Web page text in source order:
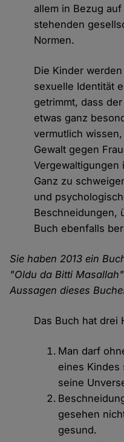
allem in Bezug
stehenden
Normen.
Die Kinder
sexuelle Identität
getrimmt, dass
etwas ganz
vermutlich
Gewalt gegen
Vergewaltigungen
Ganz zu
und
Beschneidungen,
Buch ebenfalls
Sie haben 2013 ein
"Oldu da Bitti
Aussagen dieses
Das Buch hat drei
Man darf
eines Kindes
seine
gesehen
gesund.